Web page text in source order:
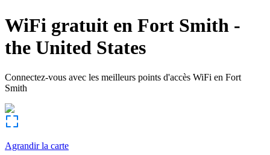
WiFi gratuit en Fort Smith -
the United States
Connectez-vous avec les meilleurs points d'accès WiFi en Fort
Smith
Agrandir la carte